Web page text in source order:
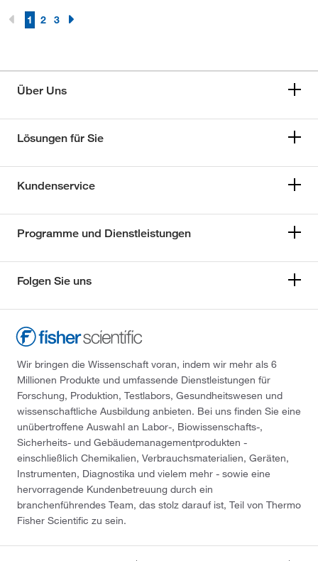
1 2 3
Über Uns
Lösungen für Sie
Kundenservice
Programme und Dienstleistungen
Folgen Sie uns
Wir bringen die Wissenschaft voran, indem wir mehr als 6
Millionen Produkte und umfassende Dienstleistungen für
Forschung, Produktion, Testlabors, Gesundheitswesen und
wissenschaftliche Ausbildung anbieten. Bei uns finden Sie eine
unübertroffene Auswahl an Labor-, Biowissenschafts-,
Sicherheits- und Gebäudemanagementprodukten -
einschließlich Chemikalien, Verbrauchsmaterialien, Geräten,
Instrumenten, Diagnostika und vielem mehr - sowie eine
hervorragende Kundenbetreuung durch ein
branchenführendes Team, das stolz darauf ist, Teil von Thermo
Fisher Scientific zu sein.